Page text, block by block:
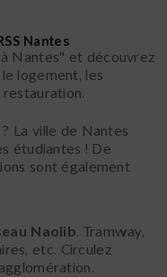
Nantes
Nantes" et découvrez
logement, les
La ville de Nantes
étudiantes ! De
sont également
Naolib. Tramway,
etc. Circulez